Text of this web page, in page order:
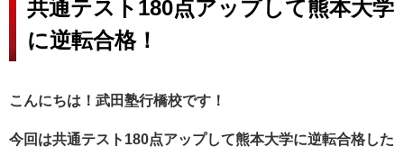
共通テスト180点アップして熊本大学
に逆転合格！
こんにちは！武田塾行橋校です！
今回は共通テスト180点アップして熊本大学に逆転合格した